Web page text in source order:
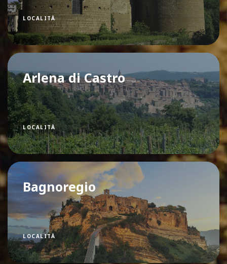
LOCALITÀ
Arlena di Castro
LOCALITÀ
Bagnoregio
LOCALITÀ